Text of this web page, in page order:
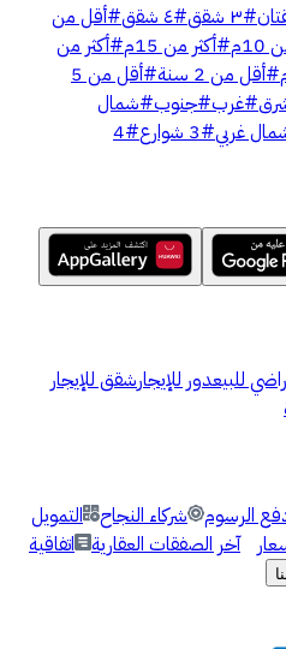
#٣ شقق #٤ شقق #أقل من
#أكثر من 15م #أكثر من
#أقل من 2 سنة #
أقل من 5
#غرب#جنوب#شمال
غربي#3 شوارع #
4
للبيعدور للإيجارشقق للإيجار
الرسوم شركاء النجاح التمويل
آخر الصفقات العقارية اتفاقية